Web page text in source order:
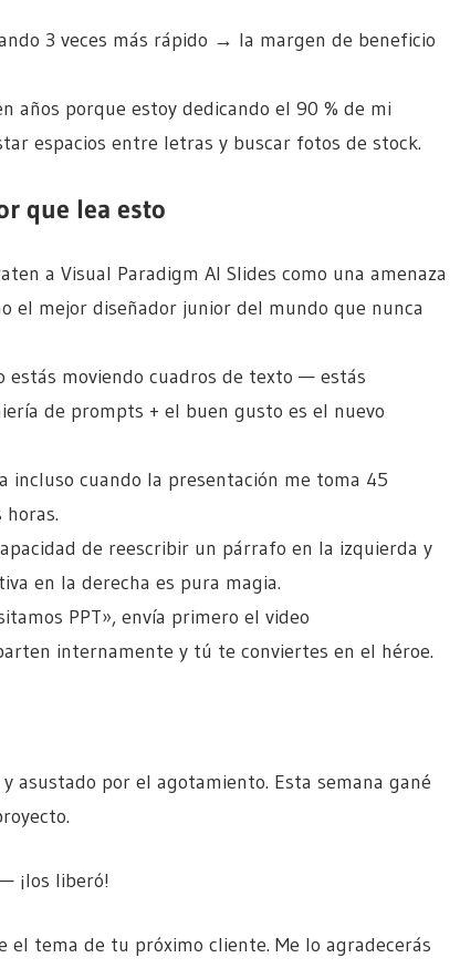
3 veces más rápido → la margen de beneficio
años porque estoy dedicando el 90 % de mi
espacios entre letras y buscar fotos de stock.
que lea esto
a Visual Paradigm AI Slides como una amenaza
el mejor diseñador junior del mundo que nunca
estás moviendo cuadros de texto — estás
de prompts + el buen gusto es el nuevo
incluso cuando la presentación me toma 45
de reescribir un párrafo en la izquierda y
en la derecha es pura magia.
PPT», envía primero el video
internamente y tú te conviertes en el héroe.
asustado por el agotamiento. Esta semana gané
¡los liberó!
el tema de tu próximo cliente. Me lo agradecerás